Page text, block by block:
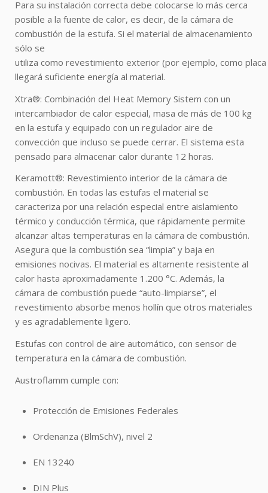
Para su instalación correcta debe colocarse lo más cerca
posible a la fuente de calor, es decir, de la cámara de
combustión de la estufa. Si el material de almacenamiento
sólo se
utiliza como revestimiento exterior (por ejemplo, como
llegará suficiente energía al material.
Xtra®: Combinación del Heat Memory Sistem con un
intercambiador de calor especial, masa de más de 100 kg
en la estufa y equipado con un regulador aire de
convección que incluso se puede cerrar. El sistema esta
pensado para almacenar calor durante 12 horas.
Keramott®: Revestimiento interior de la cámara de
combustión. En todas las estufas el material se
caracteriza por una relación especial entre aislamiento
térmico y conducción térmica, que rápidamente permite
alcanzar altas temperaturas en la cámara de combustión.
Asegura que la combustión sea “limpia” y baja en
emisiones nocivas. El material es altamente resistente al
calor hasta aproximadamente 1.200 °C. Además, la
cámara de combustión puede “auto-limpiarse”, el
revestimiento absorbe menos hollín que otros materiales
y es agradablemente ligero.
Estufas con control de aire automático, con sensor de
temperatura en la cámara de combustión.
Austroflamm cumple con:
Protección de Emisiones Federales
Ordenanza (BlmSchV), nivel 2
EN 13240
DIN Plus